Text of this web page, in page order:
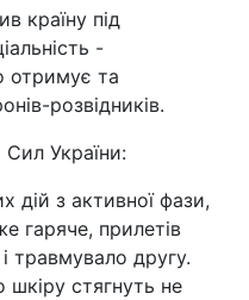
країну під
-
отримує та
розвідників.
України:
дій з активної фази,
гаряче, прилетів
травмувало другу.
шкіру стягнуть не